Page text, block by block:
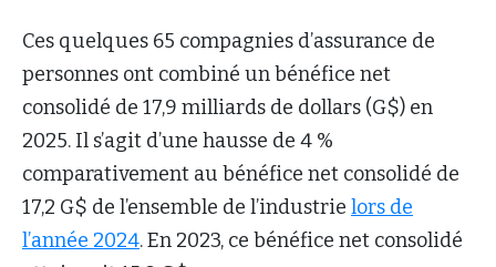
Ces quelques 65 compagnies d’assurance de
personnes ont combiné un bénéfice net
consolidé de 17,9 milliards de dollars (G$) en
2025. Il s’agit d’une hausse de 4 %
comparativement au bénéfice net consolidé de
17,2 G$ de l’ensemble de l’industrie lors de
l’année 2024. En 2023, ce bénéfice net consolidé